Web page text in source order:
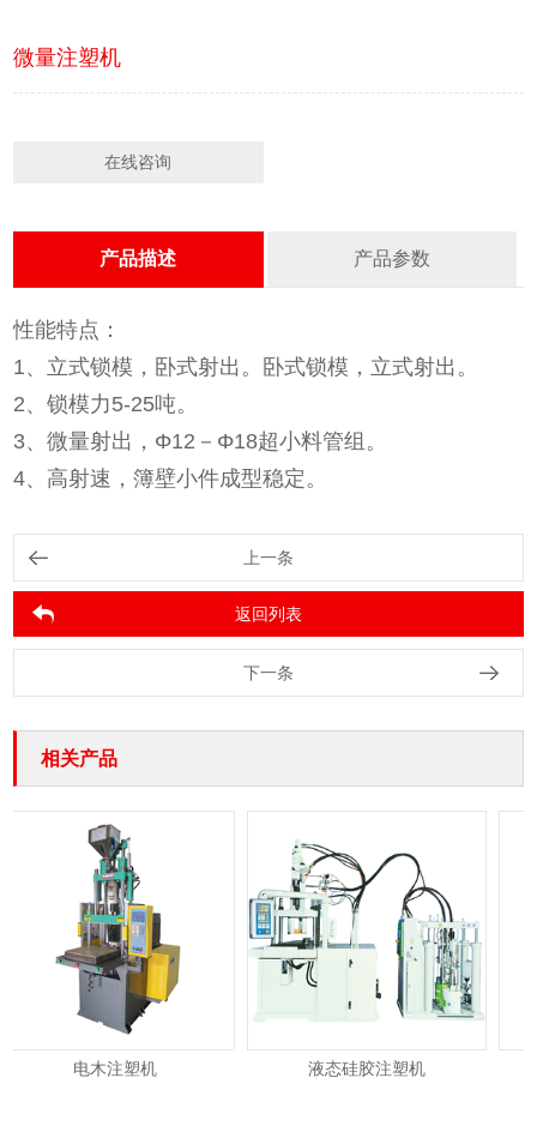
微量注塑机
在线咨询
产品描述 产品参数
性能特点：
1、立式锁模，卧式射出。卧式锁模，立式射出。
2、锁模力5-25吨。
3、微量射出，Φ12－Φ18超小料管组。
4、高射速，簿壁小件成型稳定。
上一条
返回列表
下一条
相关产品
电木注塑机 液态硅胶注塑机